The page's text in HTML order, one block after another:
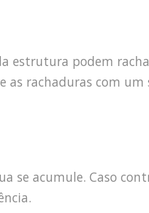
estrutura podem
as rachaduras com um
se acumule. Caso